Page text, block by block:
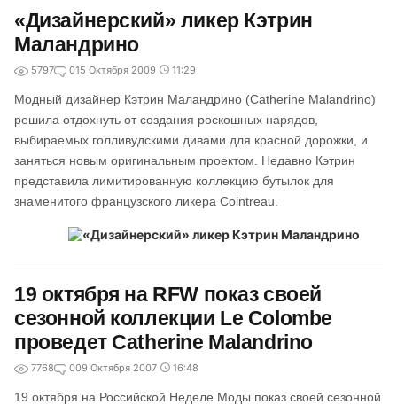
«Дизайнерский» ликер Кэтрин
Маландрино
5797 015 Октября 2009 11:29
Модный дизайнер Кэтрин Маландрино (Catherine Malandrino)
решила отдохнуть от создания роскошных нарядов,
выбираемых голливудскими дивами для красной дорожки, и
заняться новым оригинальным проектом. Недавно Кэтрин
представила лимитированную коллекцию бутылок для
знаменитого французского ликера Cointreau.
19 октября на RFW показ своей
сезонной коллекции Le Colombe
проведет Catherine Malandrino
7768 009 Октября 2007 16:48
19 октября на Российской Неделе Моды показ своей сезонной